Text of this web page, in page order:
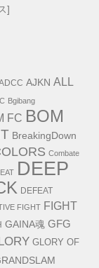
]
AJKN ALL
Bgibang
FC BOM
BreakingDown
Combate
DEEP
DEFEAT
FIGHT FIGHT
GAINA魂 GFG
GLORY OF